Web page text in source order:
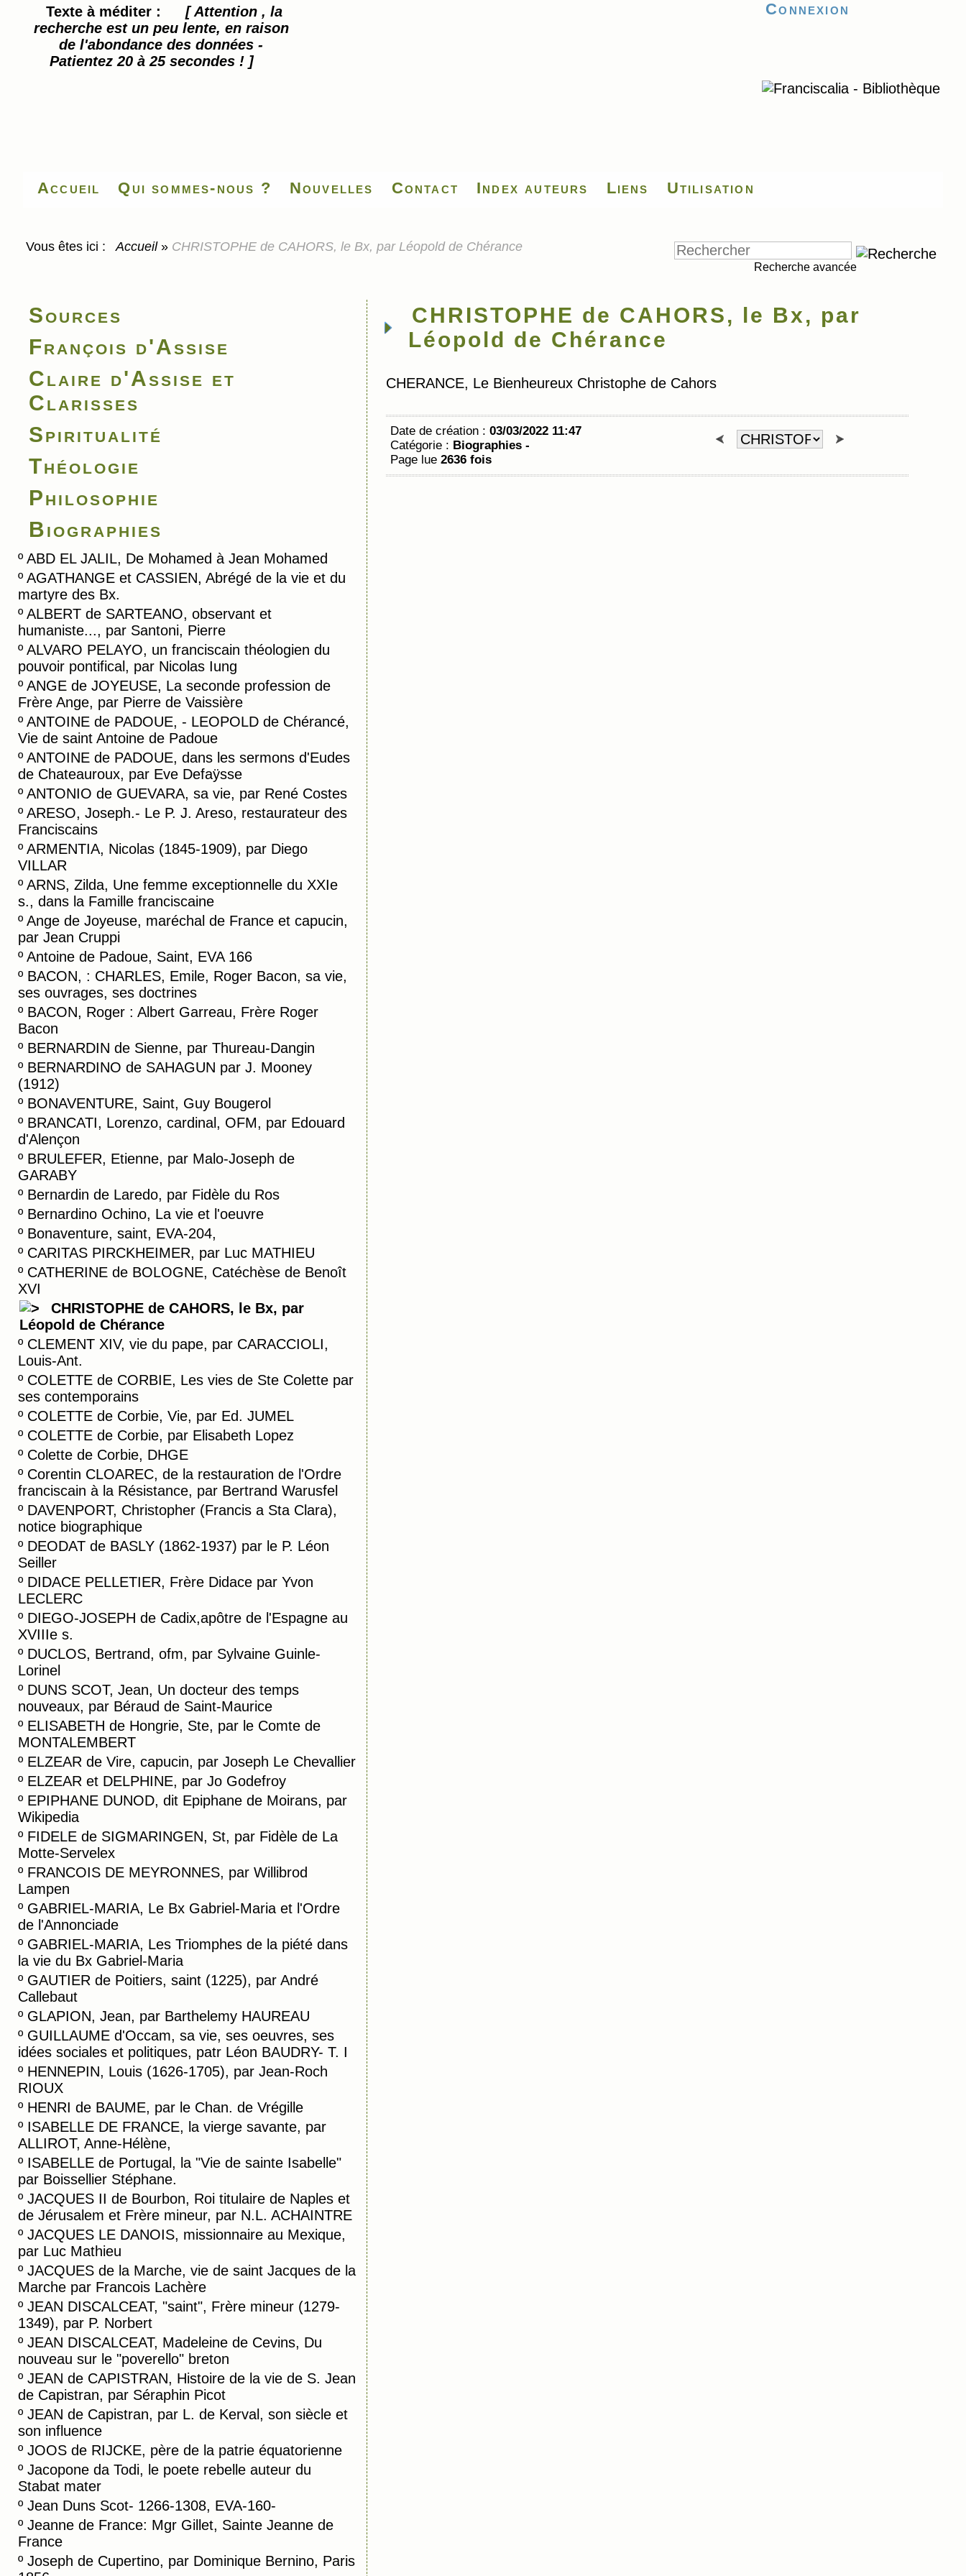
Texte à méditer :
[ Attention , la
recherche est un peu lente, en raison
de l'abondance des données -
Patientez 20 à 25 secondes ! ]
Accueil
Connexion
Qui sommes-nous ? Nouvelles Contact Index auteurs Liens Utilisation
Vous êtes ici : Accueil » CHRISTOPHE de CAHORS, le Bx, par Léopold de Chérance
Recherche avancée
Sources
François d'Assise
Claire d'Assise et
Clarisses
Spiritualité
Théologie
Philosophie
Biographies
º ABD EL JALIL, De Mohamed à Jean Mohamed
º AGATHANGE et CASSIEN, Abrégé de la vie et du
martyre des Bx.
º ALBERT de SARTEANO, observant et
humaniste..., par Santoni, Pierre
º ALVARO PELAYO, un franciscain théologien du
pouvoir pontifical, par Nicolas Iung
º ANGE de JOYEUSE, La seconde profession de
Frère Ange, par Pierre de Vaissière
º ANTOINE de PADOUE, - LEOPOLD de Chérancé,
Vie de saint Antoine de Padoue
º ANTOINE de PADOUE, dans les sermons d'Eudes
de Chateauroux, par Eve Defaÿsse
º ANTONIO de GUEVARA, sa vie, par René Costes
º ARESO, Joseph.- Le P. J. Areso, restaurateur des
Franciscains
º ARMENTIA, Nicolas (1845-1909), par Diego
VILLAR
º ARNS, Zilda, Une femme exceptionnelle du XXIe
s., dans la Famille franciscaine
º Ange de Joyeuse, maréchal de France et capucin,
par Jean Cruppi
º Antoine de Padoue, Saint, EVA 166
º BACON, : CHARLES, Emile, Roger Bacon, sa vie,
ses ouvrages, ses doctrines
º BACON, Roger : Albert Garreau, Frère Roger
Bacon
º BERNARDIN de Sienne, par Thureau-Dangin
º BERNARDINO de SAHAGUN par J. Mooney
(1912)
º BONAVENTURE, Saint, Guy Bougerol
º BRANCATI, Lorenzo, cardinal, OFM, par Edouard
d'Alençon
º BRULEFER, Etienne, par Malo-Joseph de
GARABY
º Bernardin de Laredo, par Fidèle du Ros
º Bernardino Ochino, La vie et l'oeuvre
º Bonaventure, saint, EVA-204,
º CARITAS PIRCKHEIMER, par Luc MATHIEU
º CATHERINE de BOLOGNE, Catéchèse de Benoît
XVI
CHRISTOPHE de CAHORS, le Bx, par
Léopold de Chérance
º CLEMENT XIV, vie du pape, par CARACCIOLI,
Louis-Ant.
º COLETTE de CORBIE, Les vies de Ste Colette par
ses contemporains
º COLETTE de Corbie, Vie, par Ed. JUMEL
º COLETTE de Corbie, par Elisabeth Lopez
º Colette de Corbie, DHGE
º Corentin CLOAREC, de la restauration de l'Ordre
franciscain à la Résistance, par Bertrand Warusfel
º DAVENPORT, Christopher (Francis a Sta Clara),
notice biographique
º DEODAT de BASLY (1862-1937) par le P. Léon
Seiller
º DIDACE PELLETIER, Frère Didace par Yvon
LECLERC
º DIEGO-JOSEPH de Cadix,apôtre de l'Espagne au
XVIIIe s.
º DUCLOS, Bertrand, ofm, par Sylvaine Guinle-
Lorinel
º DUNS SCOT, Jean, Un docteur des temps
nouveaux, par Béraud de Saint-Maurice
º ELISABETH de Hongrie, Ste, par le Comte de
MONTALEMBERT
º ELZEAR de Vire, capucin, par Joseph Le Chevallier
º ELZEAR et DELPHINE, par Jo Godefroy
º EPIPHANE DUNOD, dit Epiphane de Moirans, par
Wikipedia
º FIDELE de SIGMARINGEN, St, par Fidèle de La
Motte-Servelex
º FRANCOIS DE MEYRONNES, par Willibrod
Lampen
º GABRIEL-MARIA, Le Bx Gabriel-Maria et l'Ordre
de l'Annonciade
º GABRIEL-MARIA, Les Triomphes de la piété dans
la vie du Bx Gabriel-Maria
º GAUTIER de Poitiers, saint (1225), par André
Callebaut
º GLAPION, Jean, par Barthelemy HAUREAU
º GUILLAUME d'Occam, sa vie, ses oeuvres, ses
idées sociales et politiques, patr Léon BAUDRY- T. I
º HENNEPIN, Louis (1626-1705), par Jean-Roch
RIOUX
º HENRI de BAUME, par le Chan. de Vrégille
º ISABELLE DE FRANCE, la vierge savante, par
ALLIROT, Anne-Hélène,
º ISABELLE de Portugal, la "Vie de sainte Isabelle"
par Boissellier Stéphane.
º JACQUES II de Bourbon, Roi titulaire de Naples et
de Jérusalem et Frère mineur, par N.L. ACHAINTRE
º JACQUES LE DANOIS, missionnaire au Mexique,
par Luc Mathieu
º JACQUES de la Marche, vie de saint Jacques de la
Marche par Francois Lachère
º JEAN DISCALCEAT, "saint", Frère mineur (1279-
1349), par P. Norbert
º JEAN DISCALCEAT, Madeleine de Cevins, Du
nouveau sur le "poverello" breton
º JEAN de CAPISTRAN, Histoire de la vie de S. Jean
de Capistran, par Séraphin Picot
º JEAN de Capistran, par L. de Kerval, son siècle et
son influence
º JOOS de RIJCKE, père de la patrie équatorienne
º Jacopone da Todi, le poete rebelle auteur du
Stabat mater
º Jean Duns Scot- 1266-1308, EVA-160-
º Jeanne de France: Mgr Gillet, Sainte Jeanne de
France
º Joseph de Cupertino, par Dominique Bernino, Paris
CHRISTOPHE de CAHORS, le Bx, par
Léopold de Chérance
CHERANCE, Le Bienheureux Christophe de Cahors
Date de création : 03/03/2022 11:47
Catégorie : Biographies -
Page lue 2636 fois